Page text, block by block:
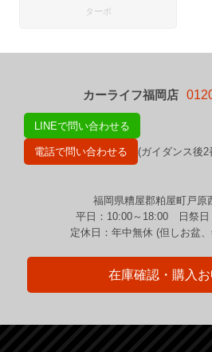
ターボ
カーライフ福岡店
LINEで問い合わせる
電話で問い合わせる (ガイダンス後2
福岡県糟屋郡粕屋町戸原
平日：10:00～18:00 日祭日
定休日：年中無休 (但しお盆
在庫確認・購入